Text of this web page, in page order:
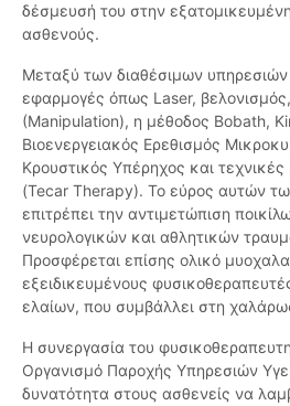
δέσμευσή του στην
ασθενούς.
Μεταξύ των διαθέσιμων υπηρεσιών
εφαρμογές όπως Laser,
(Manipulation), η μέθοδος Bobath,
Βιοενεργειακός Ερεθισμός
Κρουστικός Υπέρηχος και
(Tecar Therapy). Το εύρος αυτών
επιτρέπει την αντιμετώπιση
νευρολογικών και αθλητικών
Προσφέρεται επίσης ολικό
εξειδικευμένους
ελαίων, που συμβάλλει στη
Η συνεργασία του
Οργανισμό Παροχής Υπηρεσιών
δυνατότητα στους ασθενείς να